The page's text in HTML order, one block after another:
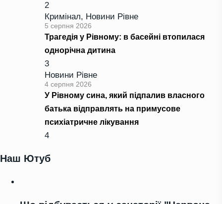
2
Кримінал, Новини Рівне
5 серпня 2026
Трагедія у Рівному: в басейні втопилася
однорічна дитина
3
Новини Рівне
4 серпня 2026
У Рівному сина, який підпалив власного
батька відправлять на примусове
психіатричне лікування
4
Наш Ютуб